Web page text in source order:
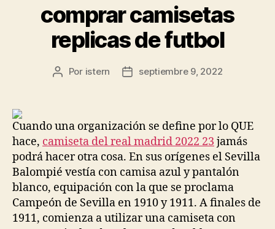
comprar camisetas
replicas de futbol
Autor
Por istern
Fechaseptiembre 9, 2022
Cuando una organización se define por lo QUE
hace, camiseta del real madrid 2022 23 jamás
podrá hacer otra cosa. En sus orígenes el Sevilla
Balompié vestía con camisa azul y pantalón
blanco, equipación con la que se proclama
Campeón de Sevilla en 1910 y 1911. A finales de
1911, comienza a utilizar una camiseta con